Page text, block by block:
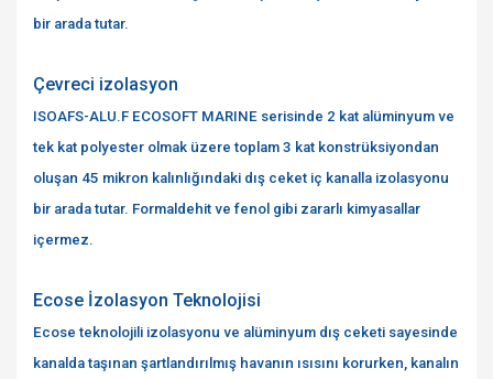
bir arada tutar.
Çevreci izolasyon
ISOAFS-ALU.F ECOSOFT MARINE serisinde 2 kat alüminyum ve
tek kat polyester olmak üzere toplam 3 kat konstrüksiyondan
oluşan 45 mikron kalınlığındaki dış ceket iç kanalla izolasyonu
bir arada tutar. Formaldehit ve fenol gibi zararlı kimyasallar
içermez.
Ecose İzolasyon Teknolojisi
Ecose teknolojili izolasyonu ve alüminyum dış ceketi sayesinde
kanalda taşınan şartlandırılmış havanın ısısını korurken, kanalın